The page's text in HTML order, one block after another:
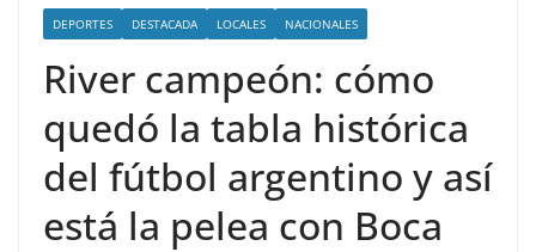
DEPORTES DESTACADA LOCALES NACIONALES
River campeón: cómo
quedó la tabla histórica
del fútbol argentino y así
está la pelea con Boca